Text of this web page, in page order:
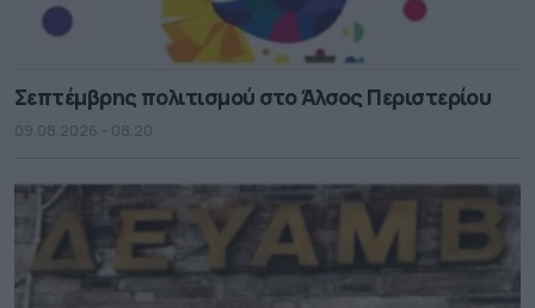
Σεπτέμβρης πολιτισμού στο Άλσος Περιστερίου
09.08.2026 - 08.20